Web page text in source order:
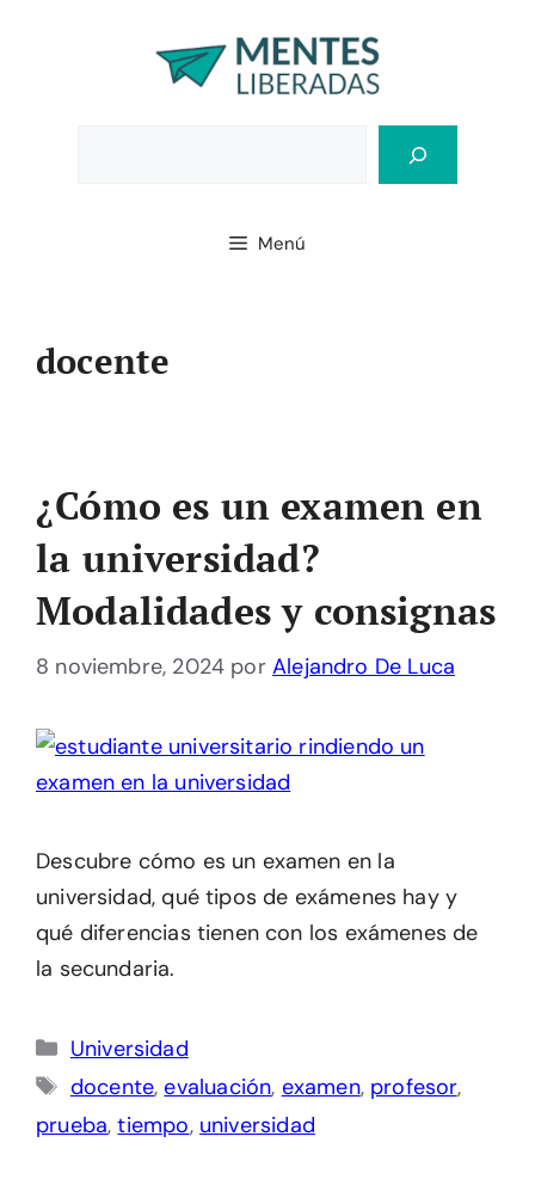
Menú
docente
¿Cómo es un examen en
la universidad?
Modalidades y consignas
8 noviembre, 2024 por Alejandro De Luca
Descubre cómo es un examen en la
universidad, qué tipos de exámenes hay y
qué diferencias tienen con los exámenes de
la secundaria.
Categorías
Universidad
Etiquetas
docente,evaluación, examen, profesor,
prueba,tiempo, universidad